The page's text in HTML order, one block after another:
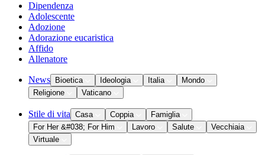
Dipendenza
Adolescente
Adozione
Adorazione eucaristica
Affido
Allenatore
News Bioetica Ideologia Italia
Mondo
Religione
Vaticano
Stile di vita Casa Coppia
Famiglia
For Her &#038; For Him
Lavoro Salute
Vecchiaia
Virtuale